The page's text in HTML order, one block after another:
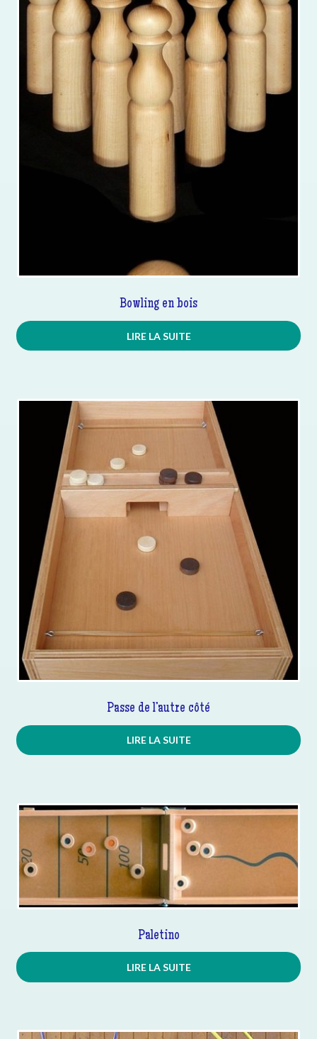
Bowling en bois
LIRE LA SUITE
Passe de l’autre côté
LIRE LA SUITE
Paletino
LIRE LA SUITE